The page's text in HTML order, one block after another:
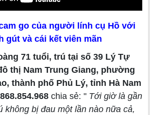
go của người lính cụ Hồ với
gút và cái kết viên mãn
71 tuổi, trú tại số 39 Lý Tự
thị Nam Trung Giang, phường
thành phố Phủ Lý, tỉnh Hà Nam
chia sẻ: " Tới giờ là gần
không bị đau một lần nào nữa cả,